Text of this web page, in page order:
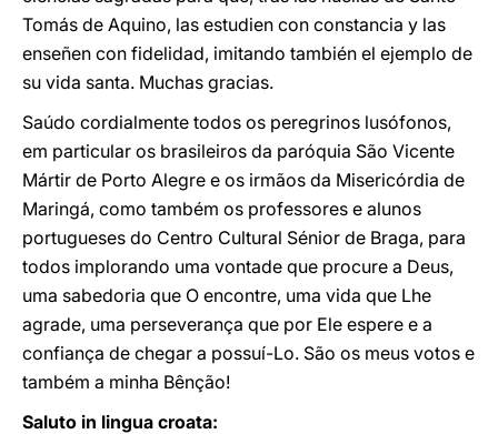
Tomás de Aquino, las estudien con constancia y las
enseñen con fidelidad, imitando también el ejemplo de
su vida santa. Muchas gracias.
Saúdo cordialmente todos os peregrinos lusófonos,
em particular os brasileiros da paróquia São Vicente
Mártir de Porto Alegre e os irmãos da Misericórdia de
Maringá, como também os professores e alunos
portugueses do Centro Cultural Sénior de Braga, para
todos implorando uma vontade que procure a Deus,
uma sabedoria que O encontre, uma vida que Lhe
agrade, uma perseverança que por Ele espere e a
confiança de chegar a possuí-Lo. São os meus votos e
também a minha Bênção!
Saluto in lingua croata: